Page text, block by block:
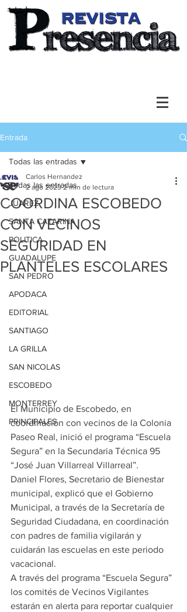
Entrada
Todas las entradas
JUAREZ
SANTA CATARINA
POLITICA
GUADALUPE
SAN PEDRO
APODACA
EDITORIAL
SANTIAGO
LA GRILLA
SAN NICOLAS
ESCOBEDO
MONTERREY
PRINCIPALES
Todas las entradas
COORDINA ESCOBEDO
CON VECINOS
SEGURIDAD EN
PLANTELES ESCOLARES
Carlos Hernandez
2 ago 2023 2 min de lectura
El Municipio de Escobedo, en
coordinación con vecinos de la Colonia
Paseo Real, inició el programa “Escuela
Segura” en la Secundaria Técnica 95
“José Juan Villarreal Villarreal”.
Daniel Flores, Secretario de Bienestar
municipal, explicó que el Gobierno
Municipal, a través de la Secretaría de
Seguridad Ciudadana, en coordinación
con padres de familia vigilarán y
cuidarán las escuelas en este periodo
vacacional.
A través del programa “Escuela Segura”
los comités de Vecinos Vigilantes
estarán en alerta para reportar cualquier